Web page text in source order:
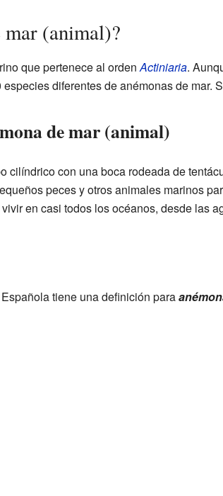
mar (animal)?
que pertenece al ordenActiniaria.
diferentes de anémonas de mar.
de mar (animal)
cilíndrico con una boca rodeada de
peces y otros animales marinos
en casi todos los océanos, desde las
tiene una definición para